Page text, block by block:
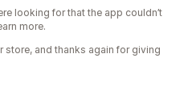
looking for that the app couldn’t
more.
store, and thanks again for giving